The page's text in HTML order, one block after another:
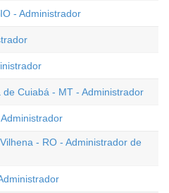
- Administrador
Cuiabá - MT - Administrador
- RO - Administrador de